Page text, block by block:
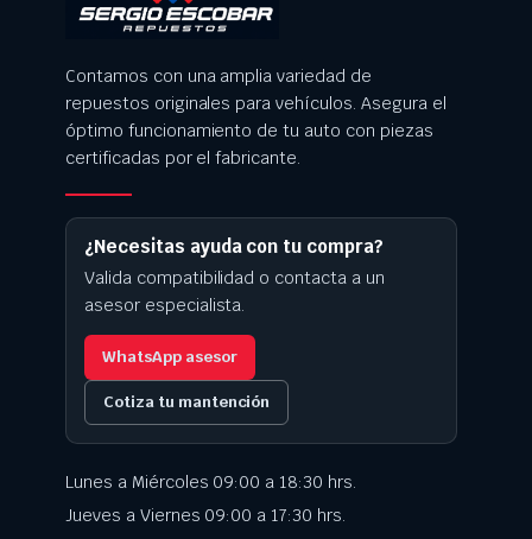
Contamos con una amplia variedad de
repuestos originales para vehículos. Asegura el
óptimo funcionamiento de tu auto con piezas
certificadas por el fabricante.
¿Necesitas ayuda con tu compra?
Valida compatibilidad o contacta a un
asesor especialista.
WhatsApp asesor
Cotiza tu mantención
Lunes a Miércoles 09:00 a 18:30 hrs.
Jueves a Viernes 09:00 a 17:30 hrs.